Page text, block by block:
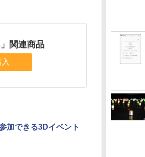
関連商品
加できる3Dイベント